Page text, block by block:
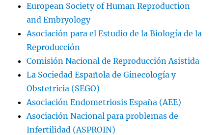
European Society of Human Reproduction
and Embryology
Asociación para el Estudio de la Biología de la
Reproducción
Comisión Nacional de Reproducción Asistida
La Sociedad Española de Ginecología y
Obstetricia (SEGO)
Asociación Endometriosis España (AEE)
Asociación Nacional para problemas de
Infertilidad (ASPROIN)